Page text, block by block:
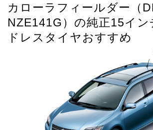
カローラフィールダー（
NZE141G）の純正15イン
ドレスタイヤおすすめ